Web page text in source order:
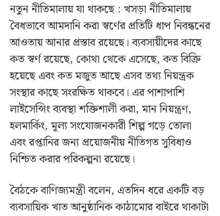
নতুন নীতিমালায় যা থাকছে : খসড়া নীতিমালায়
বৈধভাবে আমদানি করা স্বর্ণের প্রতিটি ধাপ নিবন্ধনের
আওতায় আনার প্রস্তাব রয়েছে। ব্যবসায়ীদের কাছে
কত স্বর্ণ রয়েছে, কোথা থেকে এসেছে, কত বিক্রি
হয়েছে এবং কত মজুত আছে এসব তথ্য নিয়ন্ত্রক
সংস্থার কাছে সংরক্ষিত থাকবে। এর পাশাপাশি
লাইসেন্সিং ব্যবস্থা শক্তিশালী করা, মান নিয়ন্ত্রণ,
হলমার্কিং, মূল্য সংযোজনকারী শিল্প গড়ে তোলা
এবং রপ্তানির জন্য প্রয়োজনীয় নীতিগত সুবিধাও
নিশ্চিত করার পরিকল্পনা রয়েছে।
বৈঠকে বাণিজ্যমন্ত্রী বলেন, এতদিন ধরে একটি বড়
ব্যবসায়িক খাত আনুষ্ঠানিক কাঠামোর বাইরে থাকাটা